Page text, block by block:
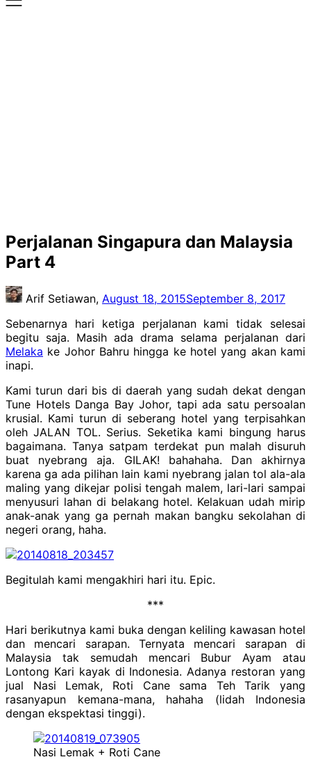
Perjalanan Singapura dan Malaysia
Part 4
Arif Setiawan, August 18, 2015September 8, 2017
Sebenarnya hari ketiga perjalanan kami tidak selesai
begitu saja. Masih ada drama selama perjalanan dari
Melaka ke Johor Bahru hingga ke hotel yang akan kami
inapi.
Kami turun dari bis di daerah yang sudah dekat dengan
Tune Hotels Danga Bay Johor, tapi ada satu persoalan
krusial. Kami turun di seberang hotel yang terpisahkan
oleh JALAN TOL. Serius. Seketika kami bingung harus
bagaimana. Tanya satpam terdekat pun malah disuruh
buat nyebrang aja. GILAK! bahahaha. Dan akhirnya
karena ga ada pilihan lain kami nyebrang jalan tol ala-ala
maling yang dikejar polisi tengah malem, lari-lari sampai
menyusuri lahan di belakang hotel. Kelakuan udah mirip
anak-anak yang ga pernah makan bangku sekolahan di
negeri orang, haha.
Begitulah kami mengakhiri hari itu. Epic.
***
Hari berikutnya kami buka dengan keliling kawasan hotel
dan mencari sarapan. Ternyata mencari sarapan di
Malaysia tak semudah mencari Bubur Ayam atau
Lontong Kari kayak di Indonesia. Adanya restoran yang
jual Nasi Lemak, Roti Cane sama Teh Tarik yang
rasanyapun kemana-mana, hahaha (lidah Indonesia
dengan ekspektasi tinggi).
Nasi Lemak + Roti Cane